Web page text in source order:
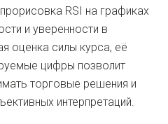
RSI на графиках
и уверенности в
оценка силы курса, её
цифры позволит
торговые решения и
интерпретаций.